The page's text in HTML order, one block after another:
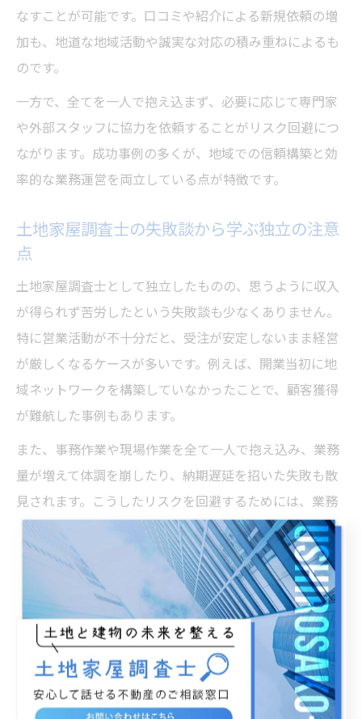
なすことが可能です。口コミや紹介による新規依頼の増
加も、地道な地域活動や誠実な対応の積み重ねによるも
のです。
一方で、全てを一人で抱え込まず、必要に応じて専門家
や外部スタッフに協力を依頼することがリスク回避につ
ながります。成功事例の多くが、地域での信頼構築と効
率的な業務運営を両立している点が特徴です。
土地家屋調査士の失敗談から学ぶ独立の注意
点
土地家屋調査士として独立したものの、思うように収入
が得られず苦労したという失敗談も少なくありません。
特に営業活動が不十分だと、受注が安定しないまま経営
が厳しくなるケースが多いです。例えば、開業当初に地
域ネットワークを構築していなかったことで、顧客獲得
が難航した事例もあります。
また、事務作業や現場作業を全て一人で抱え込み、業務
量が増えて体調を崩したり、納期遅延を招いた失敗も散
見されます。こうしたリスクを回避するためには、業務
の一部外注やITツール活用による効率化が重要です。さ
らに、土地家屋調査士会や行政との連携不足がトラブル
の元となることもあるため、関係機関とのコミュニケー
ションも欠かせません。
失敗から学ぶべきは、準備段階からの営業活動と業務効
率化、そして柔軟な外部連携の重要性です。独立前にし
っかりと計画を立て、リスク管理を徹底しましょう。